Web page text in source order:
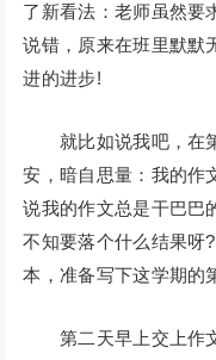
了新看法：老师虽然要
说错，原来在班里默默
进的进步!
就比如说我吧，在第
安，暗自思量：我的作
说我的作文总是干巴巴
不知要落个什么结果呀
本，准备写下这学期的
第二天早上交上作文